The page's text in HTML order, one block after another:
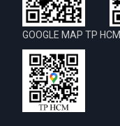
GOOGLE MAP TP HCM